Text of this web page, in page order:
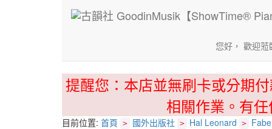
您好， 歡迎
提醒您：本店並無刷卡或分期
相關作業。有
目前位置: 首頁 > 國外出版社 > Hal Leonard >